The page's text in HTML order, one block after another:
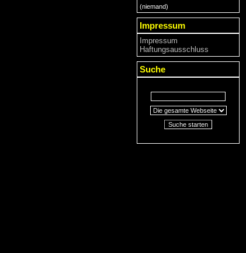
(niemand)
Impressum
Impressum
Haftungsausschluss
Suche
Suche starten